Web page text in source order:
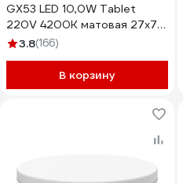
GX53 LED 10,0W Tablet
220V 4200K матовая 27x75
T5QV10ELC
3.8(166)
В корзину